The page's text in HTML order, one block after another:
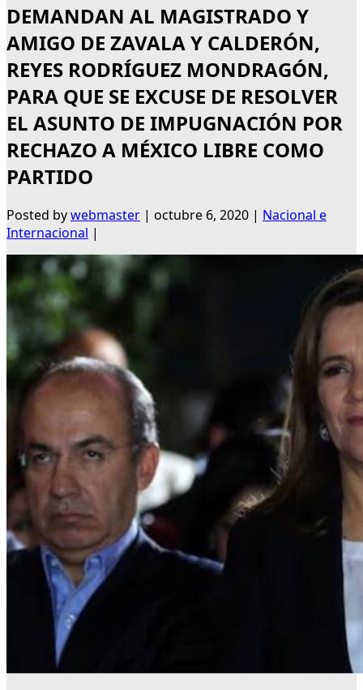
DEMANDAN AL MAGISTRADO Y
AMIGO DE ZAVALA Y CALDERÓN,
REYES RODRÍGUEZ MONDRAGÓN,
PARA QUE SE EXCUSE DE RESOLVER
EL ASUNTO DE IMPUGNACIÓN POR
RECHAZO A MÉXICO LIBRE COMO
PARTIDO
Posted bywebmaster | octubre 6, 2020 | Nacional e
Internacional |